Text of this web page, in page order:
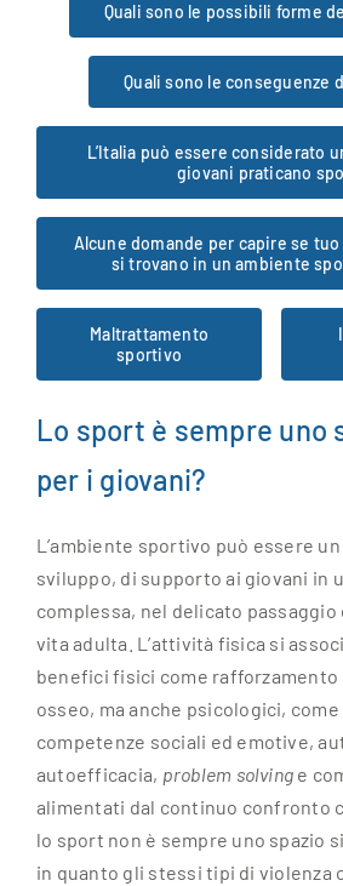
Quali sono le possibili forme
Quali sono le conseguenze
L’Italia può essere considerato
giovani praticano
Alcune domande per capire se
si trovano in un ambiente
Maltrattamento
sportivo
Lo sport è sempre uno
per i giovani?
L’ambiente sportivo può essere
sviluppo, di supporto ai giovani in
complessa, nel delicato passaggio
vita adulta. L’attività fisica si
benefici fisici come rafforzamento
osseo, ma anche psicologici,
competenze sociali ed emotive,
autoefficacia, problem solving e
alimentati dal continuo confronto
lo sport non è sempre uno spazio
in quanto gli stessi tipi di violenza